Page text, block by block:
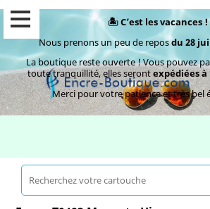
🏝️ C’est les vacances !
Nous prenons un peu de reposdu 28
La boutique reste ouverte ! Vous pouvez
toute tranquillité, elles serontexpédiées
Merci pour votre patience et très bel